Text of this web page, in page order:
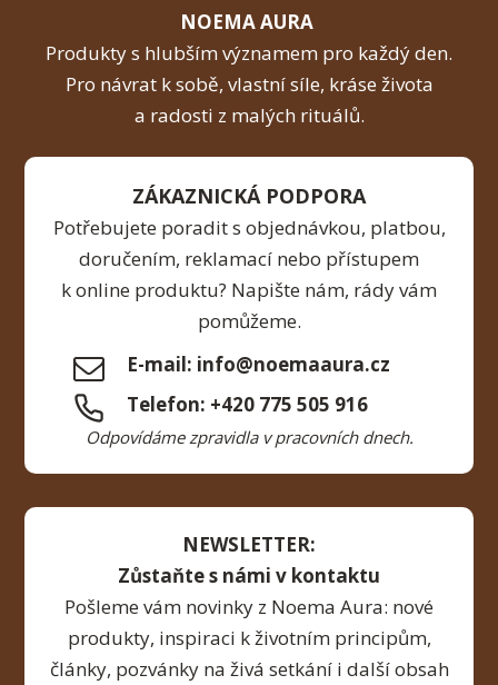
NOEMA AURA
Produkty s hlubším významem pro každý den.
Pro návrat k sobě, vlastní síle, kráse života
a radosti z malých rituálů.
ZÁKAZNICKÁ PODPORA
Potřebujete poradit s objednávkou, platbou,
doručením, reklamací nebo přístupem
k online produktu? Napište nám, rády vám
pomůžeme.
E-mail: info@noemaaura.cz
Telefon: +420 775 505 916
Odpovídáme zpravidla v pracovních dnech.
NEWSLETTER:
Zůstaňte s námi v kontaktu
Pošleme vám novinky z Noema Aura: nové
produkty, inspiraci k životním principům,
články, pozvánky na živá setkání i další obsah